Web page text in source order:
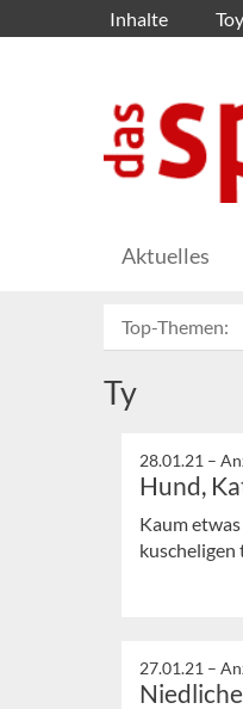
Inhalte
Aktuelles
Top-Themen:
Ty
28.01.21 –
Hund,
Kaum
kuscheligen
27.01.21 –